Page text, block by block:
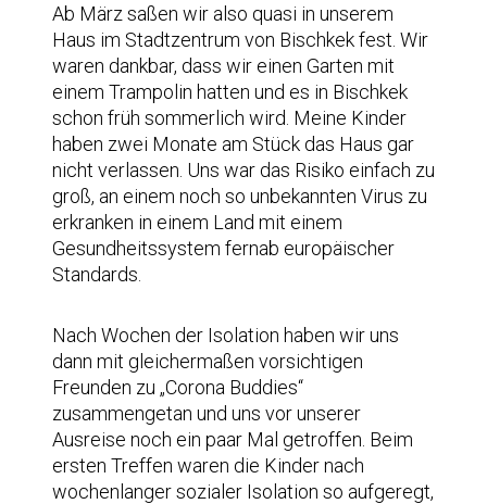
Ab März saßen wir also quasi in unserem
Haus im Stadtzentrum von Bischkek fest. Wir
waren dankbar, dass wir einen Garten mit
einem Trampolin hatten und es in Bischkek
schon früh sommerlich wird. Meine Kinder
haben zwei Monate am Stück das Haus gar
nicht verlassen. Uns war das Risiko einfach zu
groß, an einem noch so unbekannten Virus zu
erkranken in einem Land mit einem
Gesundheitssystem fernab europäischer
Standards.
Nach Wochen der Isolation haben wir uns
dann mit gleichermaßen vorsichtigen
Freunden zu „Corona Buddies“
zusammengetan und uns vor unserer
Ausreise noch ein paar Mal getroffen. Beim
ersten Treffen waren die Kinder nach
wochenlanger sozialer Isolation so aufgeregt,